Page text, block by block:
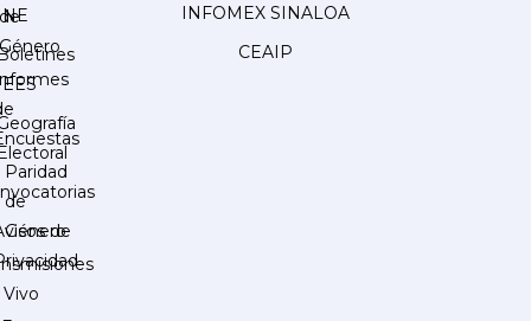
de
de
Género
Paridad
de
Género
INFOMEX SINALOA
CEAIP